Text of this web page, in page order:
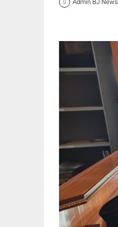
Admin BJ News